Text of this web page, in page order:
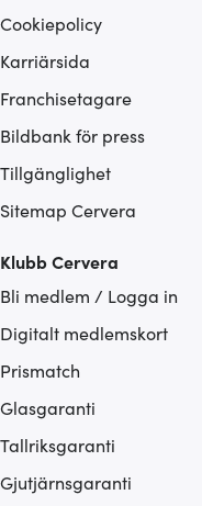
Cookiepolicy
Karriärsida
Franchisetagare
Bildbank för press
Tillgänglighet
Sitemap Cervera
Klubb Cervera
Bli medlem / Logga in
Digitalt medlemskort
Prismatch
Glasgaranti
Tallriksgaranti
Gjutjärnsgaranti